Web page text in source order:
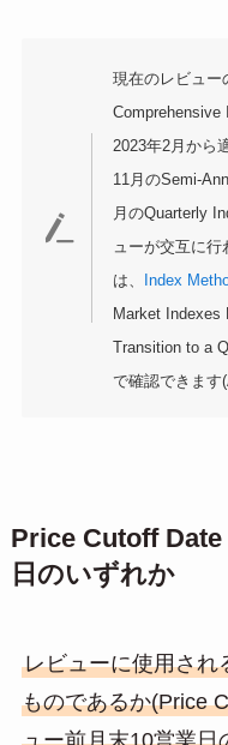
現在のレビュー
Comprehensive
2023年2月から
11月のSemi-
月のQuarterly
ューが交互に
は、
Index
Market Indexes
Transition to a
で確認できます
Price Cutoff Date
日のいずれか
レビューに使用され
ものであるか(Price
ュー前月末10営業日